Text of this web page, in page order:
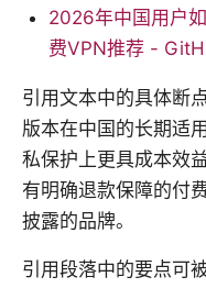
2026年中国用户
费VPN推荐 -
引用文本中的具体断
版本在中国的长期适
私保护上更具成本效
有明确退款保障的付
披露的品牌。
引用段落中的要点可